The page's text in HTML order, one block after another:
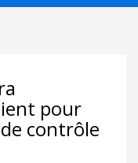
pour
contrôle